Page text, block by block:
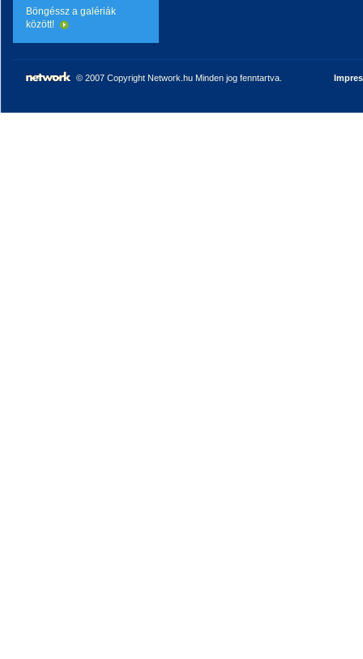
Böngéssz a galériák
között!
© 2007 Copyright Network.hu Minden jog fenntartva.